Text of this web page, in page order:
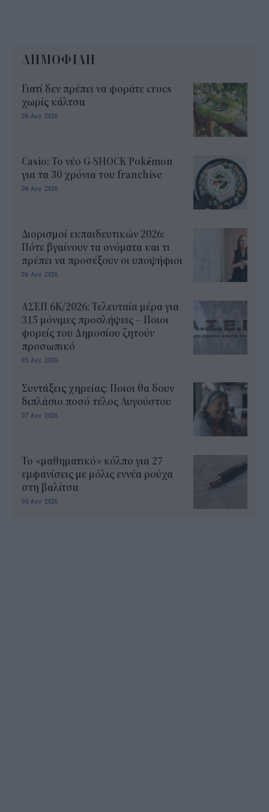
ΔΗΜΟΦΙΛΗ
Γιατί δεν πρέπει να φοράτε crocs
χωρίς κάλτσα
06 Αυγ 2026
Casio: Το νέο G-SHOCK Pokémon
για τα 30 χρόνια του franchise
06 Αυγ 2026
Διορισμοί εκπαιδευτικών 2026:
Πότε βγαίνουν τα ονόματα και τι
πρέπει να προσέξουν οι υποψήφιοι
06 Αυγ 2026
ΑΣΕΠ 6Κ/2026: Τελευταία μέρα για
315 μόνιμες προσλήψεις – Ποιοι
φορείς του Δημοσίου ζητούν
προσωπικό
05 Αυγ 2026
Συντάξεις χηρείας: Ποιοι θα δουν
διπλάσιο ποσό τέλος Αυγούστου
07 Αυγ 2026
Το «μαθηματικό» κόλπο για 27
εμφανίσεις με μόλις εννέα ρούχα
στη βαλίτσα
05 Αυγ 2026